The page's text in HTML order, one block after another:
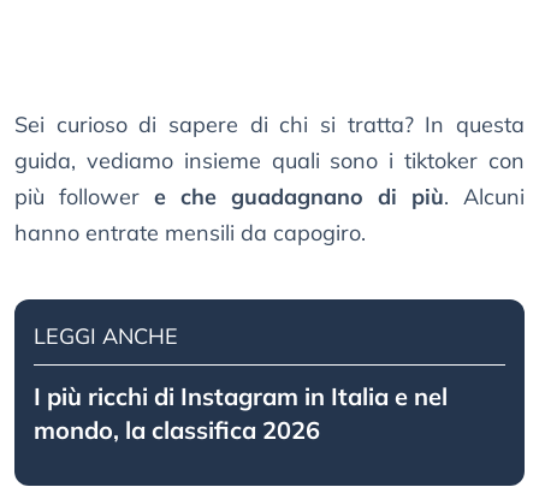
Sei curioso di sapere di chi si tratta? In questa
guida, vediamo insieme quali sono i tiktoker con
più follower e che guadagnano di più. Alcuni
hanno entrate mensili da capogiro.
LEGGI ANCHE
I più ricchi di Instagram in Italia e nel
mondo, la classifica 2026